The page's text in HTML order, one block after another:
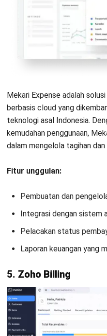
KonsultasiGratis
Kontak